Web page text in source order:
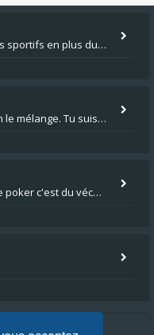
Salut Cosmostar, Bienvenue ! Les paris sportifs en plus du poker, c'est ce que je fais aussi. Surtout la NBA, je mise su
Salut Alain, Rugby et poker, j'aime bien le mélange. Tu suis le rugby du coin ? Moi j'essaie d'aller voir des matchs de
Salut Stéphane, Bienvenue ! 25 ans de poker c'est du vécu quand même. Moi je suis relativementnouveau (2018) mais j'ai a